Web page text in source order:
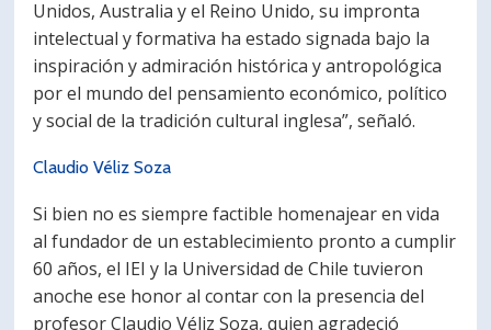
Unidos, Australia y el Reino Unido, su impronta
intelectual y formativa ha estado signada bajo la
inspiración y admiración histórica y antropológica
por el mundo del pensamiento económico, político
y social de la tradición cultural inglesa”, señaló.
Claudio Véliz Soza
Si bien no es siempre factible homenajear en vida
al fundador de un establecimiento pronto a cumplir
60 años, el IEI y la Universidad de Chile tuvieron
anoche ese honor al contar con la presencia del
profesor Claudio Véliz Soza, quien agradeció